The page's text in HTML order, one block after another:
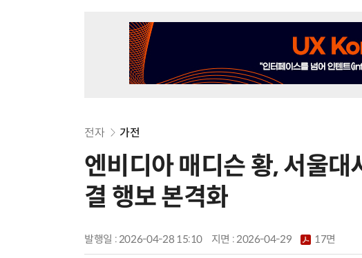
전자 가전
엔비디아 매디슨 황, 서울
결 행보 본격화
발행일 : 2026-04-28 15:10 지면 :2026-04-29 17면